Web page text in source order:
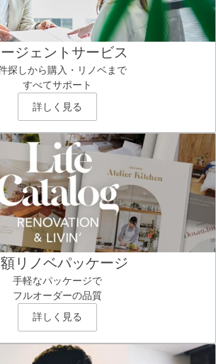
ジェントサービス
探しから購入・リノベまで
すべてサポート
詳しく見る
リノベパッケージ
手軽なパッケージで
フルオーダーの品質
詳しく見る